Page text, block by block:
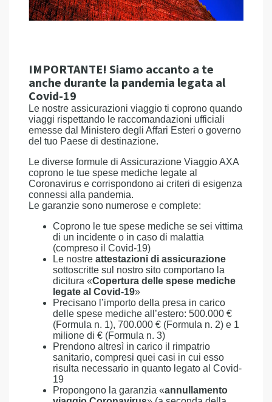
IMPORTANTE! Siamo accanto a te
anche durante la pandemia legata al
Covid-19
Le nostre assicurazioni viaggio ti coprono quando
viaggi rispettando le raccomandazioni ufficiali
emesse dal Ministero degli Affari Esteri o governo
del tuo Paese di destinazione.
Le diverse formule di Assicurazione Viaggio AXA
coprono le tue spese mediche legate al
Coronavirus e corrispondono ai criteri di esigenza
connessi alla pandemia.
Le garanzie sono numerose e complete:
Coprono le tue spese mediche se sei vittima
di un incidente o in caso di malattia
(compreso il Covid-19)
Le nostre attestazioni di assicurazione
sottoscritte sul nostro sito comportano la
dicitura «Copertura delle spese mediche
legate al Covid-19»
Precisano l’importo della presa in carico
delle spese mediche all’estero: 500.000 €
(Formula n. 1), 700.000 € (Formula n. 2) e 1
milione di € (Formula n. 3)
Prendono altresì in carico il rimpatrio
sanitario, compresi quei casi in cui esso
risulta necessario in quanto legato al Covid-
19
Propongono la garanzia «annullamento